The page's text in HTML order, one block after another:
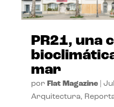
PR21, una
mar
por Flat Magazine|
Arquitectura,